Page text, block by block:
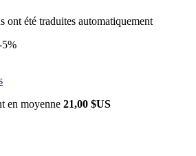
ont été traduites automatiquement
5%
en moyenne 21,00 $US